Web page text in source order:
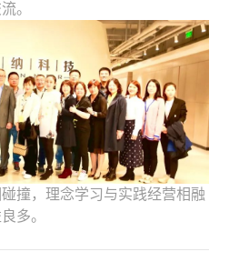
。
撞，理念学习与实践经营相融
多。